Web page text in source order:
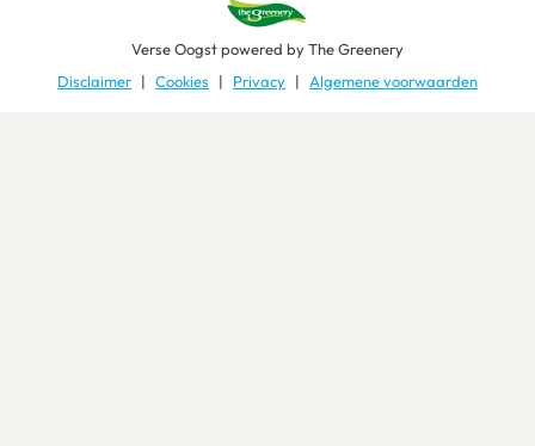
Verse Oogstpowered byThe Greenery
Disclaimer
Cookies Privacy Algemene voorwaarden